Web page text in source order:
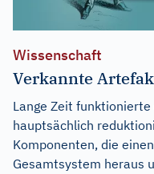
Wissenschaft
Verkannte
Lange Zeit
hauptsächlich
Komponenten, die
Gesamtsystem heraus